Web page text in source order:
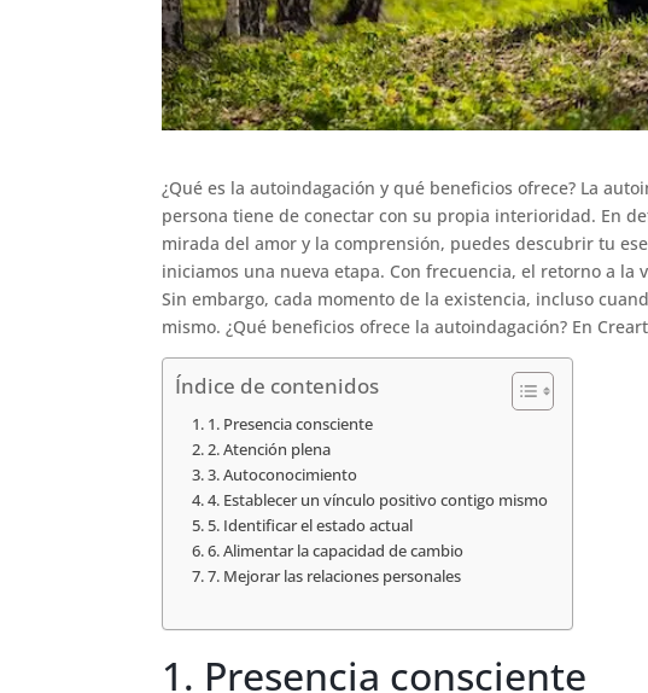
¿Qué es la autoindagación y qué beneficios ofrece? La
persona tiene de conectar con su propia interioridad. En
mirada del amor y la comprensión, puedes descubrir tu
iniciamos una nueva etapa. Con frecuencia, el retorno a
Sin embargo, cada momento de la existencia, incluso
mismo. ¿Qué beneficios ofrece la autoindagación? En
Índice de contenidos
1. Presencia consciente
2. Atención plena
3. Autoconocimiento
4. Establecer un vínculo positivo contigo mismo
5. Identificar el estado actual
6. Alimentar la capacidad de cambio
7. Mejorar las relaciones personales
1. Presencia consciente